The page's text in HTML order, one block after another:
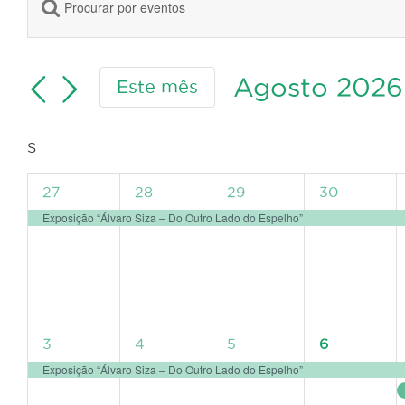
Navegação
de
e
de
chave.
Procure
Eventos
com
palavra-
chave.
Este mês
Agosto 2026
data.
Calendário
de
Eventos
S
FEIRA
1
evento,
27
Exposição “Álvaro Siza – Do Outro Lado do Espelho”
1
evento,
28
1
evento,
29
1
evento,
30
1
evento,
3
Exposição “Álvaro Siza – Do Outro Lado do Espelho”
1
evento,
4
1
evento,
5
1
evento,
6